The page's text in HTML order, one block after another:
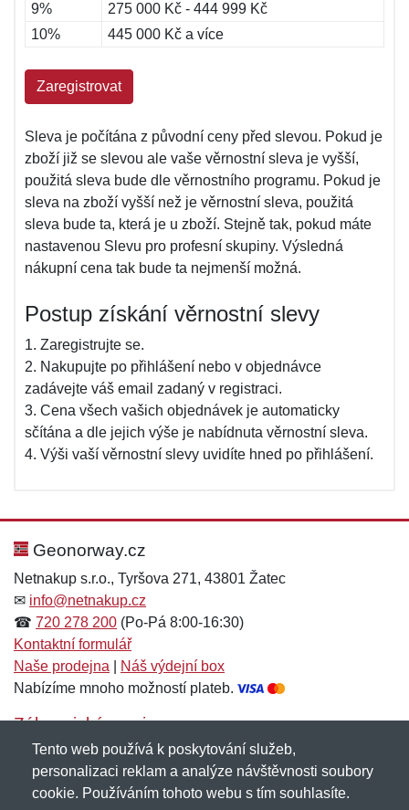
9%
275 000 Kč - 444 999 Kč
10%
445 000 Kč a více
Zaregistrovat
Sleva je počítána z původní ceny před slevou. Pokud je
zboží již se slevou ale vaše věrnostní sleva je vyšší,
použitá sleva bude dle věrnostního programu. Pokud je
sleva na zboží vyšší než je věrnostní sleva, použitá
sleva bude ta, která je u zboží. Stejně tak, pokud máte
nastavenou Slevu pro profesní skupiny. Výsledná
nákupní cena tak bude ta nejmenší možná.
Postup získání věrnostní slevy
1. Zaregistrujte se.
2. Nakupujte po přihlášení nebo v objednávce
zadávejte váš email zadaný v registraci.
3. Cena všech vašich objednávek je automaticky
sčítána a dle jejich výše je nabídnuta věrnostní sleva.
4. Výši vaší věrnostní slevy uvidíte hned po přihlášení.
Geonorway.cz
Netnakup s.r.o., Tyršova 271, 43801 Žatec
✉ info@netnakup.cz
☎ 720 278 200 (Po-Pá 8:00-16:30)
Kontaktní formulář
Naše prodejna
Náš výdejní box
Nabízíme mnoho možností plateb.
Zákaznický servis
Novinky emailem
Tento web používá k poskytování služeb,
personalizaci reklam a analýze návštěvnosti soubory
cookie. Používáním tohoto webu s tím souhlasíte.